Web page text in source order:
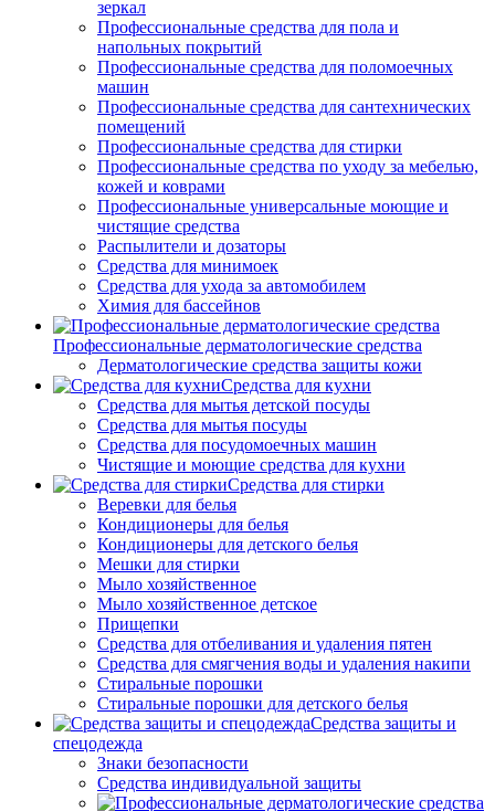
зеркал
Профессиональные средства для пола и
напольных покрытий
Профессиональные средства для поломоечных
машин
Профессиональные средства для сантехнических
помещений
Профессиональные средства для стирки
Профессиональные средства по уходу за мебелью,
кожей и коврами
Профессиональные универсальные моющие и
чистящие средства
Распылители и дозаторы
Средства для минимоек
Средства для ухода за автомобилем
Химия для бассейнов
Профессиональные дерматологические средства
Дерматологические средства защиты кожи
Средства для кухни
Средства для мытья детской посуды
Средства для мытья посуды
Средства для посудомоечных машин
Чистящие и моющие средства для кухни
Средства для стирки
Веревки для белья
Кондиционеры для белья
Кондиционеры для детского белья
Мешки для стирки
Мыло хозяйственное
Мыло хозяйственное детское
Прищепки
Средства для отбеливания и удаления пятен
Средства для смягчения воды и удаления накипи
Стиральные порошки
Стиральные порошки для детского белья
Средства защиты и
спецодежда
Знаки безопасности
Средства индивидуальной защиты